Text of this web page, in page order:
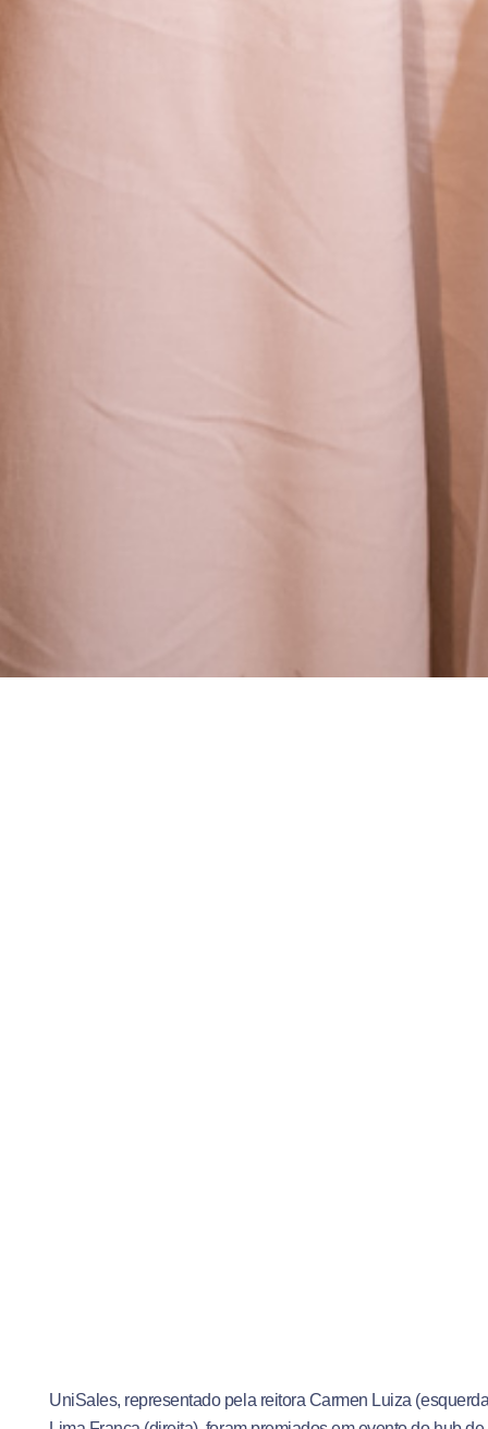
UniSales, representado pela reitora Carmen Luiza